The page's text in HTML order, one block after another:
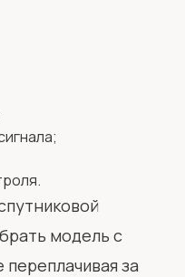
модель с
за